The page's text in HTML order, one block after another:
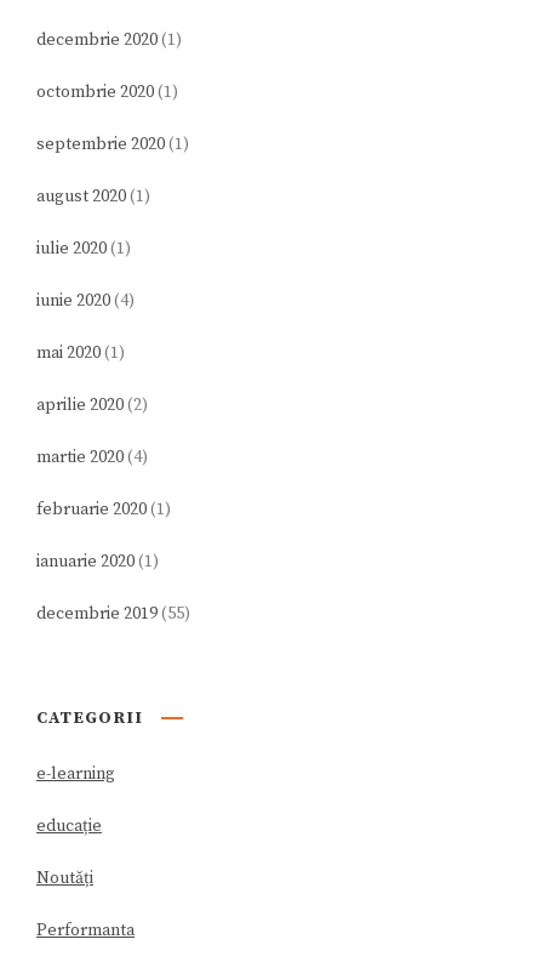
decembrie 2020(1)
octombrie 2020(1)
septembrie 2020(1)
august 2020(1)
iulie 2020(1)
iunie 2020(4)
mai 2020(1)
aprilie 2020(2)
martie 2020(4)
februarie 2020(1)
ianuarie 2020(1)
decembrie 2019(55)
CATEGORII
e-learning
educație
Noutăți
Performanta